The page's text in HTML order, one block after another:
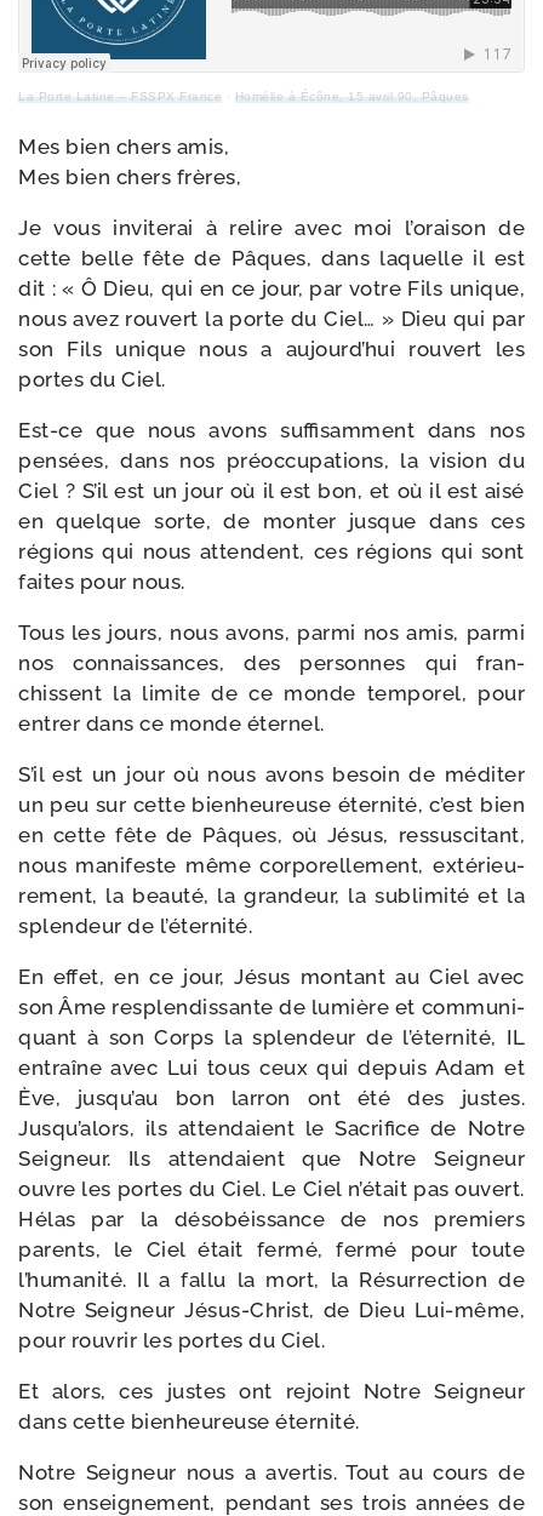
La Porte Latine – FSSPX France · Homélie à Écône, 15 avril 90, Pâques
Mes bien chers amis,
Mes bien chers frères,
Je vous invi­te­rai à relire avec moi l’oraison de
cette belle fête de Pâques, dans laquelle il est
dit : « Ô Dieu, qui en ce jour, par votre Fils unique,
nous avez rou­vert la porte du Ciel… » Dieu qui par
son Fils unique nous a aujourd’hui rou­vert les
portes du Ciel.
Est-​ce que nous avons suf­fi­sam­ment dans nos
pen­sées, dans nos pré­oc­cu­pa­tions, la vision du
Ciel ? S’il est un jour où il est bon, et où il est aisé
en quelque sorte, de mon­ter jusque dans ces
régions qui nous attendent, ces régions qui sont
faites pour nous.
Tous les jours, nous avons, par­mi nos amis, par­mi
nos connais­sances, des per­sonnes qui fran­
chissent la limite de ce monde tem­po­rel, pour
entrer dans ce monde éternel.
S’il est un jour où nous avons besoin de médi­ter
un peu sur cette bien­heu­reuse éter­ni­té, c’est bien
en cette fête de Pâques, où Jésus, res­sus­ci­tant,
nous mani­feste même cor­po­rel­le­ment, exté­rieu­
re­ment, la beau­té, la gran­deur, la subli­mi­té et la
splen­deur de l’éternité.
En effet, en ce jour, Jésus mon­tant au Ciel avec
son Âme res­plen­dis­sante de lumière et com­mu­ni­
quant à son Corps la splen­deur de l’éternité, IL
entraîne avec Lui tous ceux qui depuis Adam et
Ève, jusqu’au bon lar­ron ont été des justes.
Jusqu’alors, ils atten­daient le Sacrifice de Notre
Seigneur. Ils atten­daient que Notre Seigneur
ouvre les portes du Ciel. Le Ciel n’était pas ouvert.
Hélas par la déso­béis­sance de nos pre­miers
parents, le Ciel était fer­mé, fer­mé pour toute
l’humanité. Il a fal­lu la mort, la Résurrection de
Notre Seigneur Jésus-​Christ, de Dieu Lui-​même,
pour rou­vrir les portes du Ciel.
Et alors, ces justes ont rejoint Notre Seigneur
dans cette bien­heu­reuse éternité.
Notre Seigneur nous a aver­tis. Tout au cours de
son ensei­gne­ment, pen­dant ses trois années de